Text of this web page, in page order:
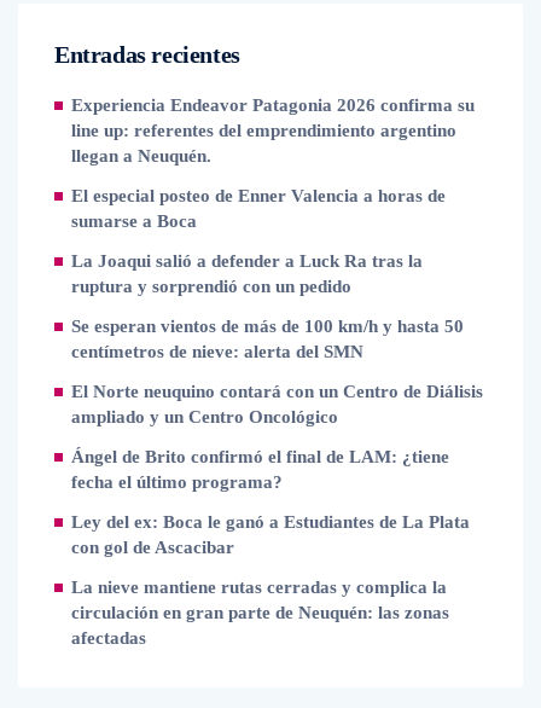
Entradas recientes
Experiencia Endeavor Patagonia 2026 confirma su
line up: referentes del emprendimiento argentino
llegan a Neuquén.
El especial posteo de Enner Valencia a horas de
sumarse a Boca
La Joaqui salió a defender a Luck Ra tras la
ruptura y sorprendió con un pedido
Se esperan vientos de más de 100 km/h y hasta 50
centímetros de nieve: alerta del SMN
El Norte neuquino contará con un Centro de Diálisis
ampliado y un Centro Oncológico
Ángel de Brito confirmó el final de LAM: ¿tiene
fecha el último programa?
Ley del ex: Boca le ganó a Estudiantes de La Plata
con gol de Ascacibar
La nieve mantiene rutas cerradas y complica la
circulación en gran parte de Neuquén: las zonas
afectadas